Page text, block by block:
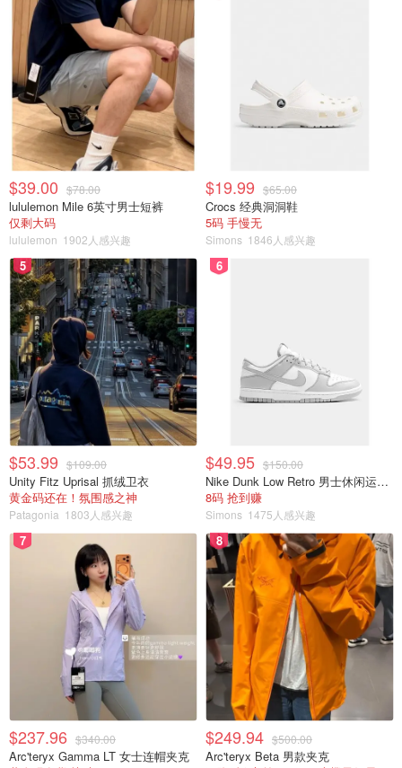
$39.00 $78.00
lululemon Mile 6英寸男士短裤
仅剩大码
lululemon 1902人感兴趣
$19.99 $65.00
Crocs 经典洞洞鞋
5码 手慢无
Simons 1846人感兴趣
5
$53.99 $109.00
Unity Fitz Uprisal 抓绒卫衣
黄金码还在！氛围感之神
Patagonia 1803人感兴趣
6
$49.95 $150.00
Nike Dunk Low Retro 男士休闲运动鞋
8码 抢到赚
Simons 1475人感兴趣
7
$237.96 $340.00
Arc'teryx Gamma LT 女士连帽夹克
8
$249.94 $500.00
Arc'teryx Beta 男款夹克